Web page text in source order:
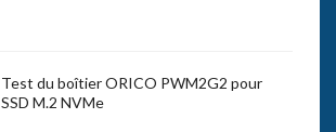
Test du boîtier ORICO PWM2G2 pour
SSD M.2 NVMe